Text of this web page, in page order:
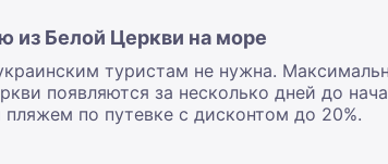
из Белой Церкви на море
туристам не нужна.
появляются за несколько дней до
по путевке с дисконтом до 20%.